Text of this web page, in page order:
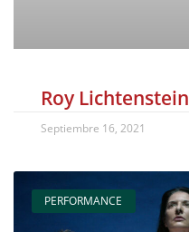
Roy Lichtenstein
Septiembre 16, 2021
PERFORMANCE